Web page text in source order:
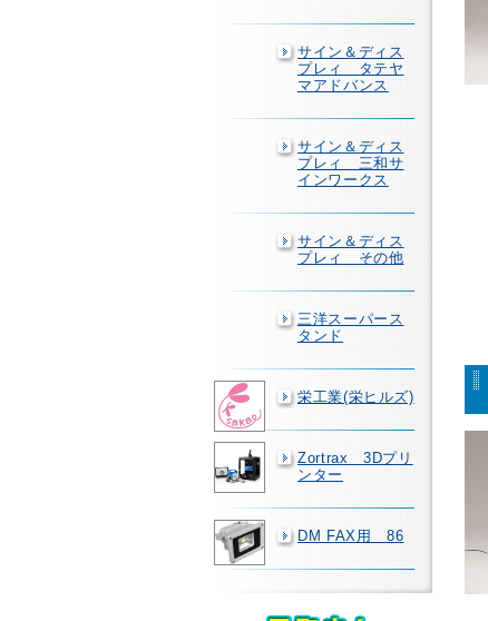
サイン＆ディス
プレィ タテヤ
マアドバンス
サイン＆ディス
プレィ 三和サ
インワークス
サイン＆ディス
プレィ その他
三洋スーパース
タンド
栄工業(栄ヒルズ)
Zortrax 3Dプリ
ンター
DM FAX用 86